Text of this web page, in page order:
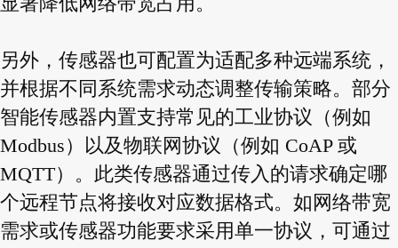
另外，传感器也可配置为适配多种远端系统，
并根据不同系统需求动态调整传输策略。部分
智能传感器内置支持常见的工业协议（例如
Modbus）以及物联网协议（例如 CoAP 或
MQTT）。此类传感器通过传入的请求确定哪
个远程节点将接收对应数据格式。如网络带宽
需求或传感器功能要求采用单一协议，可通过